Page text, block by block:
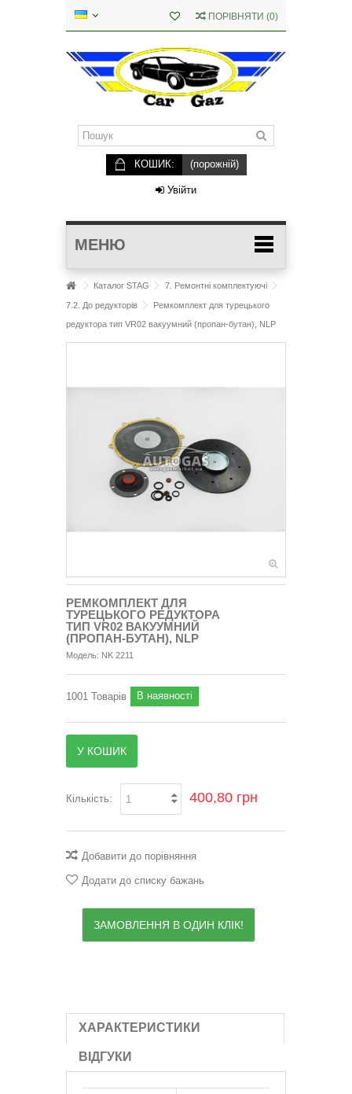
ПОРІВНЯТИ (0)
КОШИК: (порожній)
Увійти
МЕНЮ
Каталог STAG 7. Ремонтні комплектуючі
7.2. До редукторів
Ремкомплект для турецького
редуктора тип VR02 вакуумний (пропан-бутан), NLP
РЕМКОМПЛЕКТ ДЛЯ
ТУРЕЦЬКОГО РЕДУКТОРА
ТИП VR02 ВАКУУМНИЙ
(ПРОПАН-БУТАН), NLP
Модель: NK 2211
1001 Товарів В наявності
У КОШИК
Кількість: 400,80 грн
Добавити до порівняння
Додати до списку бажань
ЗАМОВЛЕННЯ В ОДИН КЛІК!
ХАРАКТЕРИСТИКИ
ВІДГУКИ